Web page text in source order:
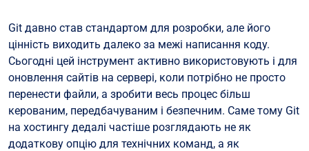
Клонування репозиторію на сервер
Автоматичне оновлення сайту через push
Як виглядає процес розгортання сайту через Git?
Безпека при розгортанні сайту через Git
Які помилки можуть виникати під час розгортання?
Коли Git для розгортання сайту дійсно доречний?
Git давно став стандартом для розробки, але його
цінність виходить далеко за межі написання коду.
Сьогодні цей інструмент активно використовують і для
оновлення сайтів на сервері, коли потрібно не просто
перенести файли, а зробити весь процес більш
керованим, передбачуваним і безпечним. Саме тому Git
на хостингу дедалі частіше розглядають не як
додаткову опцію для технічних команд, а як